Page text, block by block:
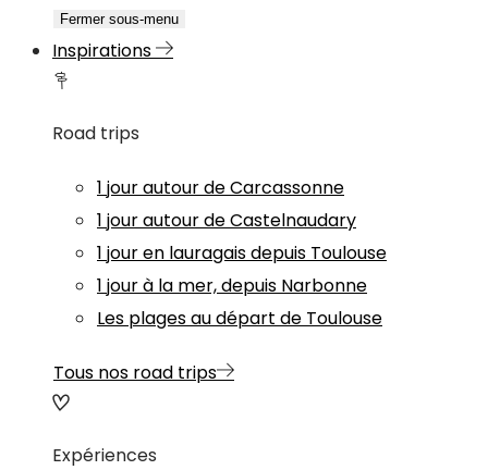
Fermer sous-menu
Inspirations
Road trips
1 jour autour de Carcassonne
1 jour autour de Castelnaudary
1 jour en lauragais depuis Toulouse
1 jour à la mer, depuis Narbonne
Les plages au départ de Toulouse
Tous nos road trips
Expériences